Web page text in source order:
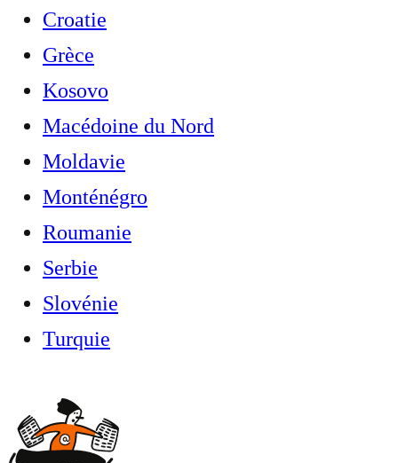
Croatie
Grèce
Kosovo
Macédoine du Nord
Moldavie
Monténégro
Roumanie
Serbie
Slovénie
Turquie